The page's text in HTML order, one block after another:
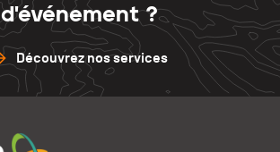
d'événement ?
Découvrez nos services